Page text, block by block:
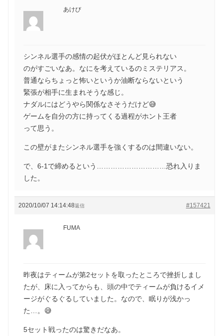
あけび
シンネル選手の感情の起伏がほとんど見られない
のがすごいなあ。なにを考えているのミステリアス。
普通ならちょっと怖いというか油断ならないという
緊張が相手に生まれそうな感じ。
ナダルにはどうやら関係なさそうだけど😅
ゲームを自分の方に持ってくる過程がホント王者
って思う。
この壁がまたシンネル選手を強くするのは間違いない。
で、6-1で締めるという…………………………恐れ入りま
した。
2020/10/07 14:14:48 #157421
返信
FUMA
昨夜はティームが第2セットを取ったところで挫折しまし
たが、床に入ってからも、頭の中でティームが負けるイメ
ージがぐるぐるしていました。なので、眠りが浅かっ
た…。😅
5セット戦ったのは驚きだなあ。